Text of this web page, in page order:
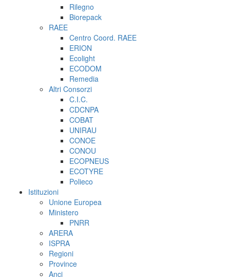
Rilegno
Biorepack
RAEE
Centro Coord. RAEE
ERION
Ecolight
ECODOM
Remedia
Altri Consorzi
C.I.C.
CDCNPA
COBAT
UNIRAU
CONOE
CONOU
ECOPNEUS
ECOTYRE
Polieco
Istituzioni
Unione Europea
Ministero
PNRR
ARERA
ISPRA
Regioni
Province
Anci